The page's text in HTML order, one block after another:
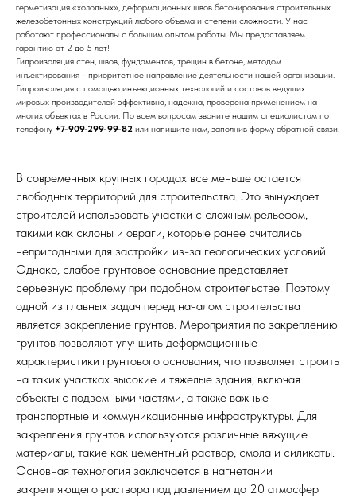
герметизация «холодных», деформационных швов бетонирования строительных
железобетонных конструкций любого объема и степени сложности. У нас
работают профессионалы с большим опытом работы. Мы предоставляем
гарантию от 2 до 5 лет!
Гидроизоляция стен, швов, фундаментов, трещин в бетоне, методом
инъектирования - приоритетное направление деятельности нашей организации.
Гидроизоляция с помощью инъекционных технологий и составов ведущих
мировых производителей эффективна, надежна, проверена применением на
многих объектах в России. По всем вопросам звоните нашим специалистам по
телефону +7-909-299-99-82 или напишите нам, заполнив форму обратной связи.
В современных крупных городах все меньше остается
свободных территорий для строительства. Это вынуждает
строителей использовать участки с сложным рельефом,
такими как склоны и овраги, которые ранее считались
непригодными для застройки из-за геологических условий.
Однако, слабое грунтовое основание представляет
серьезную проблему при подобном строительстве. Поэтому
одной из главных задач перед началом строительства
является закрепление грунтов. Мероприятия по закреплению
грунтов позволяют улучшить деформационные
характеристики грунтового основания, что позволяет строить
на таких участках высокие и тяжелые здания, включая
объекты с подземными частями, а также важные
транспортные и коммуникационные инфраструктуры. Для
закрепления грунтов используются различные вяжущие
материалы, такие как цементный раствор, смола и силикаты.
Основная технология заключается в нагнетании
закрепляющего раствора под давлением до 20 атмосфер